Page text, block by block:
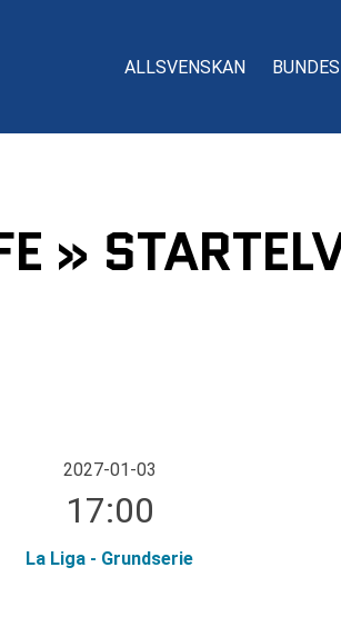
ALLSVENSKAN
»
2027-01-03
17:00
La Liga - Grundserie